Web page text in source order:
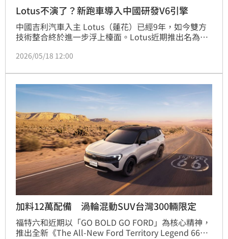
Lotus不演了？新跑車導入中國研發V6引擎
中國吉利汽車入主 Lotus（蓮花）已經9年，如今雙方
技術整合終於進一步浮上檯面。Lotus近期推出名為
SUV Eletre，最大亮點在於首次搭載吉利自主研發的
內燃機技術。
2026/05/18 12:00
加料12萬配備 渦輪混動SUV台灣300輛限定
福特六和近期以「GO BOLD GO FORD」為核心精神，
推出全新《The All-New Ford Territory Legend 66無